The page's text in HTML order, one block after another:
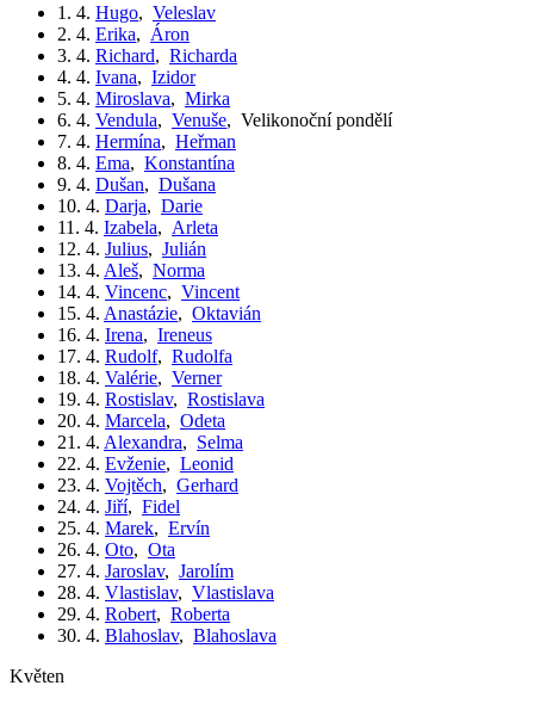
1. 4. Hugo, Veleslav
2. 4. Erika, Áron
3. 4. Richard, Richarda
4. 4. Ivana, Izidor
5. 4. Miroslava, Mirka
6. 4. Vendula, Venuše, Velikonoční pondělí
7. 4. Hermína, Heřman
8. 4. Ema, Konstantína
9. 4. Dušan, Dušana
10. 4. Darja, Darie
11. 4. Izabela, Arleta
12. 4. Julius, Julián
13. 4. Aleš, Norma
14. 4. Vincenc, Vincent
15. 4. Anastázie, Oktavián
16. 4. Irena, Ireneus
17. 4. Rudolf, Rudolfa
18. 4. Valérie, Verner
19. 4. Rostislav, Rostislava
20. 4. Marcela, Odeta
21. 4. Alexandra, Selma
22. 4. Evženie, Leonid
23. 4. Vojtěch, Gerhard
24. 4. Jiří, Fidel
25. 4. Marek, Ervín
26. 4. Oto, Ota
27. 4. Jaroslav, Jarolím
28. 4. Vlastislav, Vlastislava
29. 4. Robert, Roberta
30. 4. Blahoslav, Blahoslava
květen